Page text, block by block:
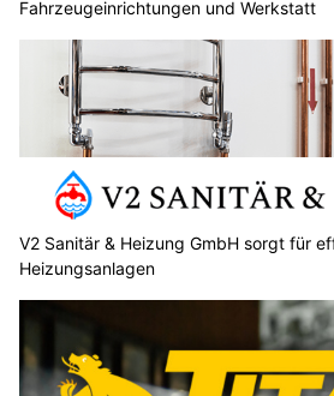
Fahrzeugeinrichtungen und Werkstatt
V2 Sanitär & Heizung GmbH sorgt für
Heizungsanlagen